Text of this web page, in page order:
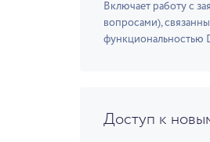
Включает работу с
вопросами),
функциональностью
Доступ к